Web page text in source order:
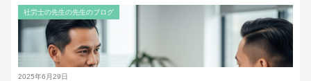
2025年6月29日
社労士の先生の先生のブログ